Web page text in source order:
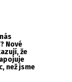
Nové
že
než jsme